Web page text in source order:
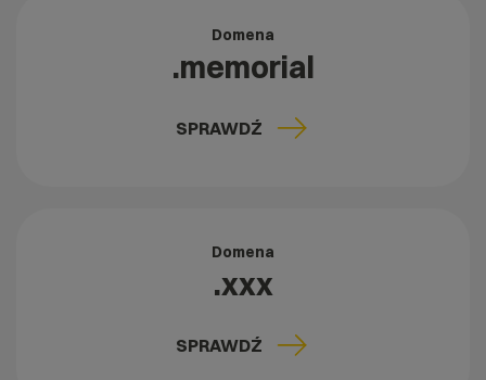
Domena
.memorial
SPRAWDŹ
Domena
.xxx
SPRAWDŹ